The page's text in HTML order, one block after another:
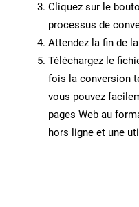
Cliquez sur le
processus de
Attendez la fin de
Téléchargez le
fois la conversion
vous pouvez
pages Web au
hors ligne et une